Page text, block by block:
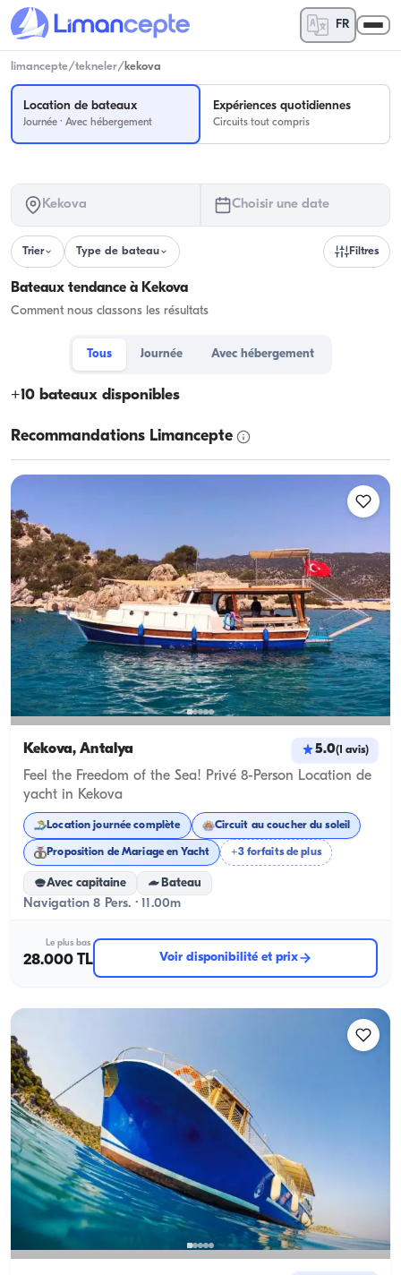
FR
limancepte/tekneler/kekova
Location de bateaux
Journée · Avec hébergement
Expériences quotidiennes
Circuits tout compris
Kekova Choisir une date
Trier Type de bateau Filtres
Bateaux tendance à Kekova
Comment nous classons les résultats
Tous Journée Avec hébergement
+10 bateaux disponibles
Recommandations Limancepte
Kekova, Antalya 5.0(1 avis)
Feel the Freedom of the Sea! Privé 8-Person Location de
yacht in Kekova
Location journée complète Circuit au coucher du soleil
Proposition de Mariage en Yacht +3 forfaits de plus
Avec capitaine Bateau
Navigation 8 Pers. · 11.00m
Le plus bas
28.000 TL Voir disponibilité et prix